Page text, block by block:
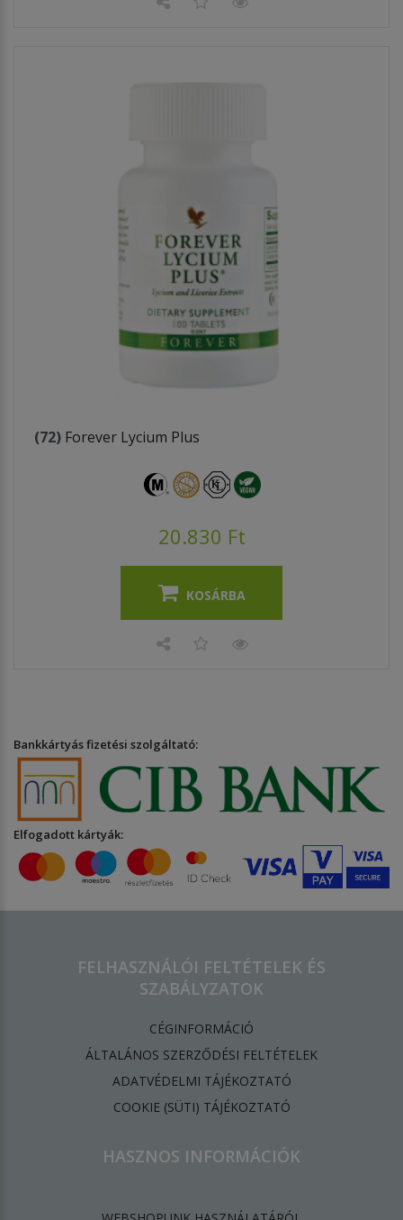
(72) Forever Lycium Plus
20.830 Ft
KOSÁRBA
Bankkártyás fizetési szolgáltató:
Elfogadott kártyák:
FELHASZNÁLÓI FELTÉTELEK ÉS
SZABÁLYZATOK
CÉGINFORMÁCIÓ
ÁLTALÁNOS SZERZŐDÉSI FELTÉTELEK
ADATVÉDELMI TÁJÉKOZTATÓ
​COOKIE (SÜTI) TÁJÉKOZTATÓ
HASZNOS INFORMÁCIÓK